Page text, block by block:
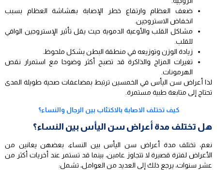
ضعف العظام وارتفاع خطر الإصابة بهشاشة العظام بسبب
انخفاض الاستروجين.
مشاكل القلب والأوعية الدموية حيث يقل تأثير الإستروجين الواقي
للقلب.
زيادة الوزن وتوزيعه في منطقة البطن بشكل ملحوظ.
تغيرات المزاج والذاكرة قد تصبح أكثر وضوحا مع استمرار نقص
الهرمونات.
لذا أعراض سن اليأس في الخمسين ترتبط بمضاعفات صحية طويلة المدى
تحتاج إلى متابعة طبية مستمرة.
كيف تختلف الاصابة بالاكتئاب بين الرجال والنساء؟
هل تختلف مدة أعراض سن اليأس بين النساء؟
نعم، تختلف مدة أعراض سن اليأس بين النساء، بعضهن يعانين من
الأعراض لفترة قصيرة لا تتجاوز عامين، بينما قد تستمر عند أخريات أكثر من
عشر سنوات، يرجع ذلك إلى العديد من العوامل، تشمل: